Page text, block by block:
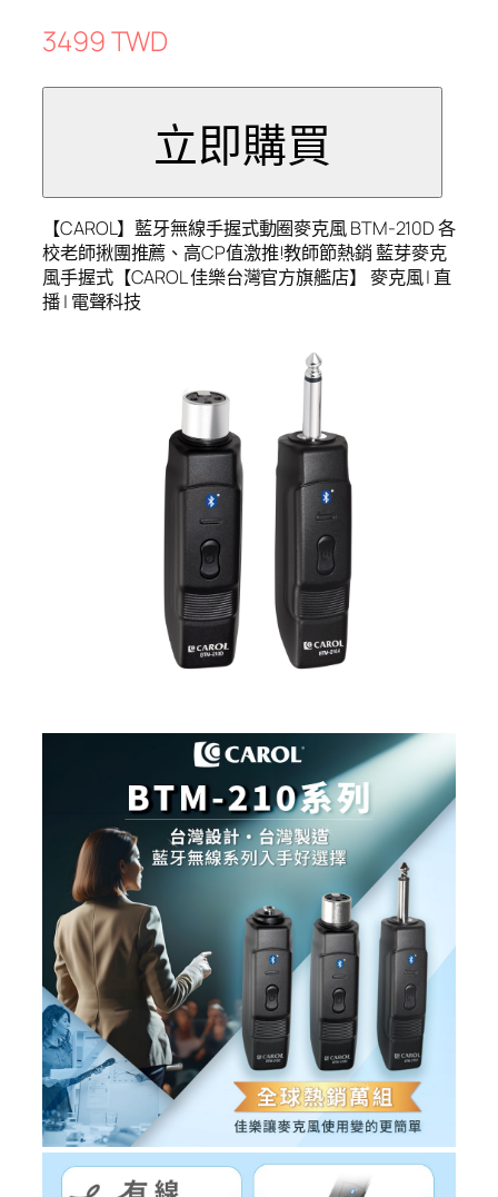
3499 TWD
【CAROL】藍牙無線手握式動圈麥克風 BTM-210D 各
校老師揪團推薦、高CP值激推!教師節熱銷 藍芽麥克
風手握式【CAROL 佳樂台灣官方旗艦店】 麥克風 | 直
播 | 電聲科技